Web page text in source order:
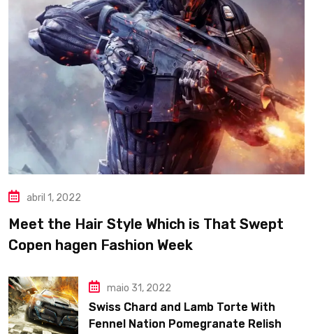
abril 1, 2022
Meet the Hair Style Which is That Swept
Copen hagen Fashion Week
maio 31, 2022
Swiss Chard and Lamb Torte With
Fennel Nation Pomegranate Relish